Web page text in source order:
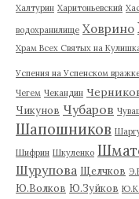
Халтурин Харитоньевский
водохранилище Ховрино
Храм Всех Святых на
Успения на Успенском
Чегем Чекандин
Чикунов Чубаров
Шапошников
Шифрин Шкуленко
Шурупова Щелчков
Ю.Волков Ю.Зуйков